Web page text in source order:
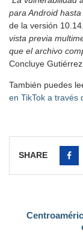
para Android
de la versión
vista previa
que el archivo
Concluye
También puedes
en TikTok a través
SHARE